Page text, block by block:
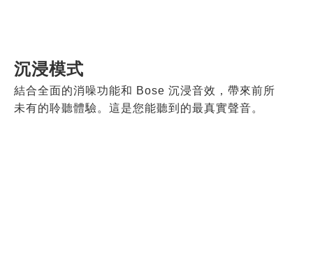
沉浸模式
結合全面的消噪功能和 Bose 沉浸音效，帶來前所
未有的聆聽體驗。這是您能聽到的最真實聲音。